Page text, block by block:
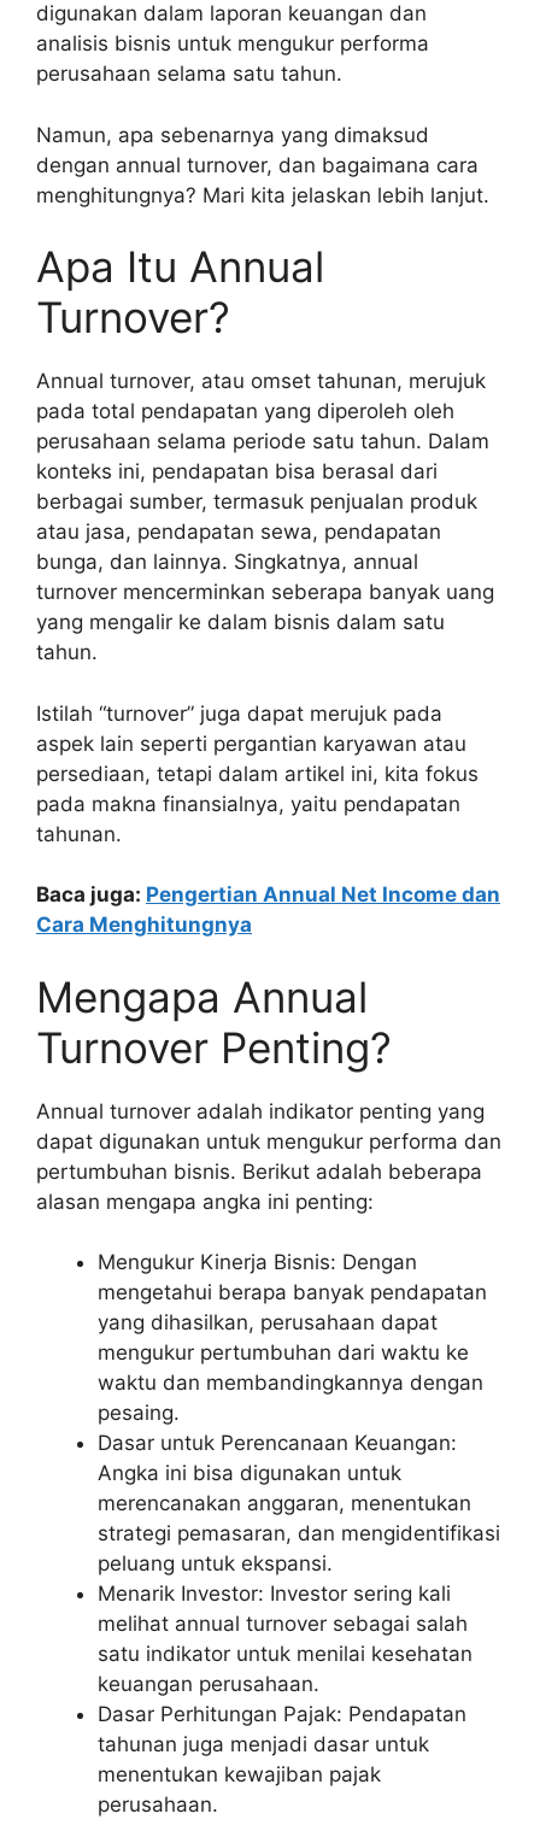
digunakan dalam laporan keuangan dan
analisis bisnis untuk mengukur performa
perusahaan selama satu tahun.
Namun, apa sebenarnya yang dimaksud
dengan annual turnover, dan bagaimana cara
menghitungnya? Mari kita jelaskan lebih lanjut.
Apa Itu Annual
Turnover?
Annual turnover, atau omset tahunan, merujuk
pada total pendapatan yang diperoleh oleh
perusahaan selama periode satu tahun. Dalam
konteks ini, pendapatan bisa berasal dari
berbagai sumber, termasuk penjualan produk
atau jasa, pendapatan sewa, pendapatan
bunga, dan lainnya. Singkatnya, annual
turnover mencerminkan seberapa banyak uang
yang mengalir ke dalam bisnis dalam satu
tahun.
Istilah “turnover” juga dapat merujuk pada
aspek lain seperti pergantian karyawan atau
persediaan, tetapi dalam artikel ini, kita fokus
pada makna finansialnya, yaitu pendapatan
tahunan.
Baca juga: Pengertian Annual Net Income dan
Cara Menghitungnya
Mengapa Annual
Turnover Penting?
Annual turnover adalah indikator penting yang
dapat digunakan untuk mengukur performa dan
pertumbuhan bisnis. Berikut adalah beberapa
alasan mengapa angka ini penting:
Mengukur Kinerja Bisnis: Dengan
mengetahui berapa banyak pendapatan
yang dihasilkan, perusahaan dapat
mengukur pertumbuhan dari waktu ke
waktu dan membandingkannya dengan
pesaing.
Dasar untuk Perencanaan Keuangan:
Angka ini bisa digunakan untuk
merencanakan anggaran, menentukan
strategi pemasaran, dan mengidentifikasi
peluang untuk ekspansi.
Menarik Investor: Investor sering kali
melihat annual turnover sebagai salah
satu indikator untuk menilai kesehatan
keuangan perusahaan.
Dasar Perhitungan Pajak: Pendapatan
tahunan juga menjadi dasar untuk
menentukan kewajiban pajak
perusahaan.